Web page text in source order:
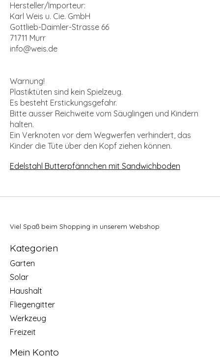
Hersteller/Importeur:
Karl Weis u. Cie. GmbH
Gottlieb-Daimler-Strasse 66
71711 Murr
info@weis.de
Warnung!
Plastiktüten sind kein Spielzeug.
Es besteht Erstickungsgefahr.
Bitte ausser Reichweite vom Säuglingen und Kindern
halten.
Ein Verknoten vor dem Wegwerfen verhindert, das
Kinder die Tüte über den Kopf ziehen können.
Edelstahl Butterpfännchen mit Sandwichboden
Viel Spaß beim Shopping in unserem Webshop
Kategorien
Garten
Solar
Haushalt
Fliegengitter
Werkzeug
Freizeit
Mein Konto